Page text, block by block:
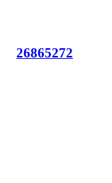
26865272